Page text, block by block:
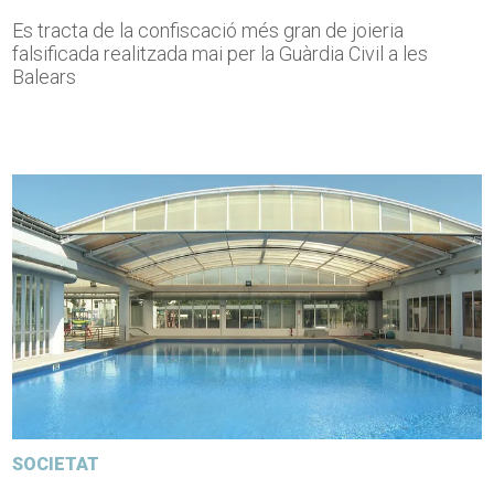
Es tracta de la confiscació més gran de joieria
falsificada realitzada mai per la Guàrdia Civil a les
Balears
SOCIETAT